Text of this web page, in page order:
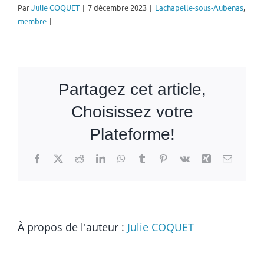
ParJulie COQUET | 7 décembre 2023 | Lachapelle-sous-Aubenas,
membre |
Partagez cet article,
Choisissez votre
Plateforme!
Facebook
X RedditLinkedInWhatsApp
TumblrPinterest
Vk Xing Email
À propos de l'auteur : Julie COQUET